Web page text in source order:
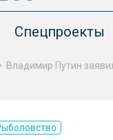
Спецпроекты